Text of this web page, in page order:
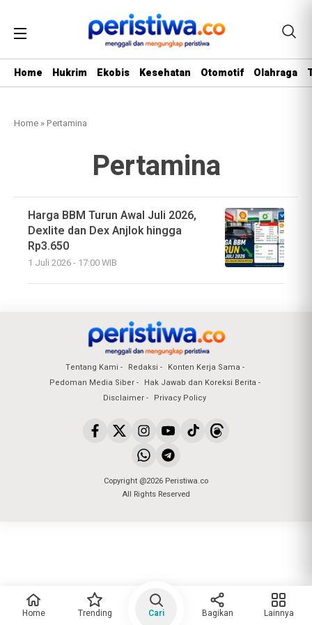
Home Hukrim Ekobis Kesehatan Otomotif Olahraga
Home »Pertamina
Pertamina
Harga BBM Turun Awal Juli 2026,
Dexlite dan Dex Anjlok hingga
Rp3.650
1 Juli 2026 - 17:00 WIB
Tentang Kami Redaksi
Konten Kerja Sama
Pedoman Media Siber
Hak Jawab dan Koreksi Berita
Disclaimer
Privacy Policy
Copyright @2026 Peristiwa.co
All Rights Reserved
Home Trending Cari Bagikan Lainnya